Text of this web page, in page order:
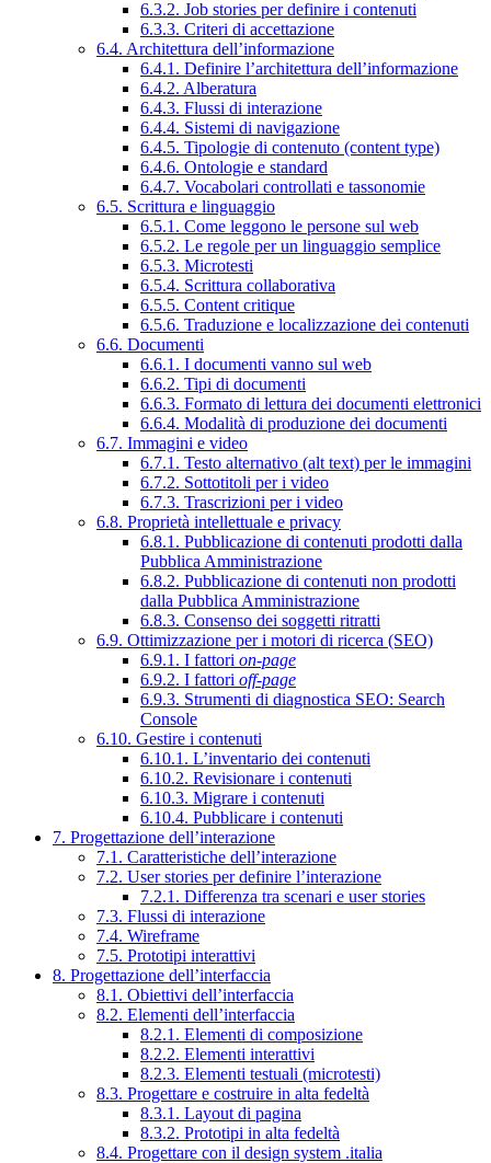
6.3.2. Job stories per definire i contenuti
6.3.3. Criteri di accettazione
6.4. Architettura dell’informazione
6.4.1. Definire l’architettura dell’informazione
6.4.2. Alberatura
6.4.3. Flussi di interazione
6.4.4. Sistemi di navigazione
6.4.5. Tipologie di contenuto (content type)
6.4.6. Ontologie e standard
6.4.7. Vocabolari controllati e tassonomie
6.5. Scrittura e linguaggio
6.5.1. Come leggono le persone sul web
6.5.2. Le regole per un linguaggio semplice
6.5.3. Microtesti
6.5.4. Scrittura collaborativa
6.5.5. Content critique
6.5.6. Traduzione e localizzazione dei contenuti
6.6. Documenti
6.6.1. I documenti vanno sul web
6.6.2. Tipi di documenti
6.6.3. Formato di lettura dei documenti elettronici
6.6.4. Modalità di produzione dei documenti
6.7. Immagini e video
6.7.1. Testo alternativo (alt text) per le immagini
6.7.2. Sottotitoli per i video
6.7.3. Trascrizioni per i video
6.8. Proprietà intellettuale e privacy
6.8.1. Pubblicazione di contenuti prodotti dalla
Pubblica Amministrazione
6.8.2. Pubblicazione di contenuti non prodotti
dalla Pubblica Amministrazione
6.8.3. Consenso dei soggetti ritratti
6.9. Ottimizzazione per i motori di ricerca (SEO)
6.9.1. I fattori on-page
6.9.2. I fattori off-page
6.9.3. Strumenti di diagnostica SEO: Search
Console
6.10. Gestire i contenuti
6.10.1. L’inventario dei contenuti
6.10.2. Revisionare i contenuti
6.10.3. Migrare i contenuti
6.10.4. Pubblicare i contenuti
7. Progettazione dell’interazione
7.1. Caratteristiche dell’interazione
7.2. User stories per definire l’interazione
7.2.1. Differenza tra scenari e user stories
7.3. Flussi di interazione
7.4. Wireframe
7.5. Prototipi interattivi
8. Progettazione dell’interfaccia
8.1. Obiettivi dell’interfaccia
8.2. Elementi dell’interfaccia
8.2.1. Elementi di composizione
8.2.2. Elementi interattivi
8.2.3. Elementi testuali (microtesti)
8.3. Progettare e costruire in alta fedeltà
8.3.1. Layout di pagina
8.3.2. Prototipi in alta fedeltà
8.4. Progettare con il design system .italia